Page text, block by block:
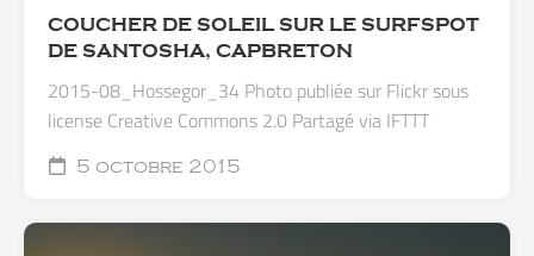
COUCHER DE SOLEIL SUR LE SURFSPOT
DE SANTOSHA, CAPBRETON
2015-08_Hossegor_34 Photo publiée sur Flickr sous
license Creative Commons 2.0 Partagé via IFTTT
5 octobre 2015